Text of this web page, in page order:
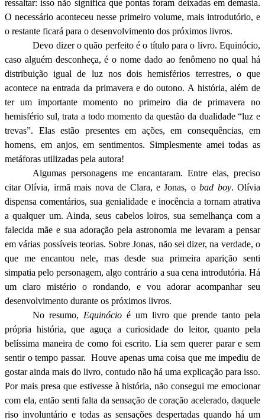
ressaltar: isso não significa que pontas foram deixadas em demasia.
O necessário aconteceu nesse primeiro volume, mais introdutório, e
o restante ficará para o desenvolvimento dos próximos livros.
Devo dizer o quão perfeito é o título para o livro. Equinócio,
caso alguém desconheça, é o nome dado ao fenômeno no qual há
distribuição igual de luz nos dois hemisférios terrestres, o que
acontece na entrada da primavera e do outono. A história, além de
ter um importante momento no primeiro dia de primavera no
hemisfério sul, trata a todo momento da questão da dualidade “luz e
trevas”. Elas estão presentes em ações, em consequências, em
homens, em anjos, em sentimentos. Simplesmente amei todas as
metáforas utilizadas pela autora!
Algumas personagens me encantaram. Entre elas, preciso
citar Olívia, irmã mais nova de Clara, e Jonas, obad boy. Olívia
dispensa comentários, sua genialidade e inocência a tornam atrativa
a qualquer um. Ainda, seus cabelos loiros, sua semelhança com a
falecida mãe e sua adoração pela astronomia me levaram a pensar
em várias possíveis teorias. Sobre Jonas, não sei dizer, na verdade, o
que me encantou nele, mas desde sua primeira aparição senti
simpatia pelo personagem, algo contrário a sua cena introdutória. Há
um claro mistério o rondando, e vou adorar acompanhar seu
desenvolvimento durante os próximos livros.
No resumo, Equinócioé um livro que prende tanto pela
própria história, que aguça a curiosidade do leitor, quanto pela
belíssima maneira de como foi escrito. Lia sem querer parar e sem
sentir o tempo passar.Houve apenas uma coisa que me impediu de
gostar ainda mais do livro, contudo não há uma explicação para isso.
Por mais presa que estivesse à história, não consegui me emocionar
com ela, então senti falta da sensação de coração acelerado, daquele
riso involuntário e todas as sensações despertadas quando há um